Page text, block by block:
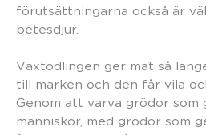
förutsättningarna också är
betesdjur.
Växtodlingen ger mat så
till marken och den får vila
Genom att varva grödor som
människor, med grödor som